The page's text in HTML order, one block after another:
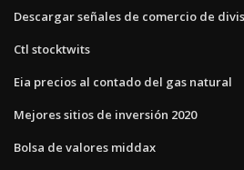
Descargar señales de comercio de
Ctl stocktwits
Eia precios al contado del gas natural
Mejores sitios de inversión 2020
Bolsa de valores middax